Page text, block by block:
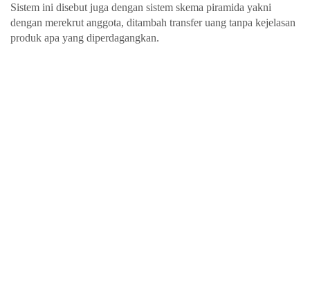
Sistem ini disebut juga dengan sistem skema piramida yakni
dengan merekrut anggota, ditambah transfer uang tanpa kejelasan
produk apa yang diperdagangkan.